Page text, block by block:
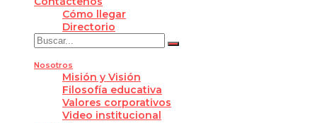
Cómo llegar
Directorio
Nosotros
Misión y Visión
Filosofía educativa
Valores corporativos
Video institucional